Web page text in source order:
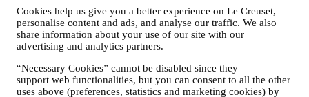
Cookies help us give you a better experience on Le Creuset,
personalise content and ads, and analyse our traffic. We also
share information about your use of our site with our
advertising and analytics partners.
“Necessary Cookies” cannot be disabled since they
support web functionalities, but you can consent to all the other
uses above (preferences, statistics and marketing cookies) by
Vous pouvez cesser de recevoir nos communications
marketing à tout moment, gratuitement, en utilisant les
méthodes indiquées dans chaque communication (par
exemple, pour vous désinscrire de la newsletter, vous pouvez
cliquer sur le lien de désinscription figurant au bas de chaque
e-mail). En tout état de cause, si vous souhaitez mettre fin à
l'une de nos activités marketing, veuillez nous envoyer un